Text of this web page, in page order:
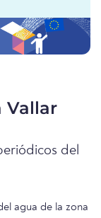
Vallar
del
agua de la zona